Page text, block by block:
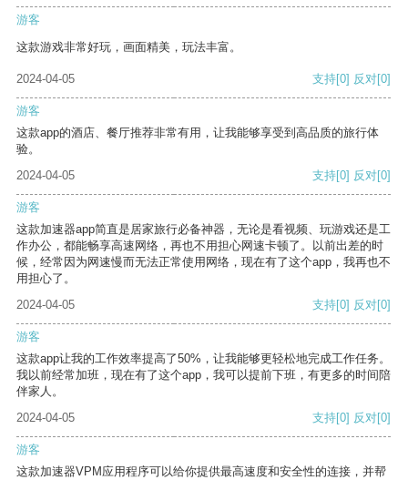
游客
这款游戏非常好玩，画面精美，玩法丰富。
2024-04-05 支持[0] 反对[0]
游客
这款app的酒店、餐厅推荐非常有用，让我能够享受到高品质的旅行体
验。
2024-04-05
支持[0] 反对[0]
游客
这款加速器app简直是居家旅行必备神器，无论是看视频、玩游戏还是工
作办公，都能畅享高速网络，再也不用担心网速卡顿了。以前出差的时
候，经常因为网速慢而无法正常使用网络，现在有了这个app，我再也不
用担心了。
2024-04-05
支持[0] 反对[0]
游客
这款app让我的工作效率提高了50%，让我能够更轻松地完成工作任务。
我以前经常加班，现在有了这个app，我可以提前下班，有更多的时间陪
伴家人。
2024-04-05
支持[0] 反对[0]
游客
这款加速器VPM应用程序可以给你提供最高速度和安全性的连接，并帮